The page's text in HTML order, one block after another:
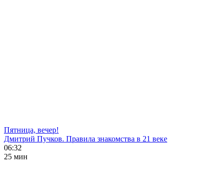
Пятница, вечер!
Дмитрий Пучков. Правила знакомства в 21 веке
06:32
25 мин